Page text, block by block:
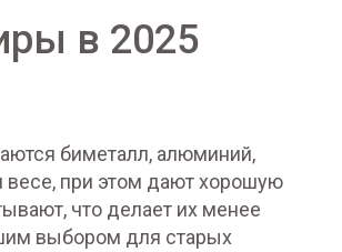
в 2025
биметалл, алюминий,
весе, при этом дают хорошую
что делает их менее
выбором для старых